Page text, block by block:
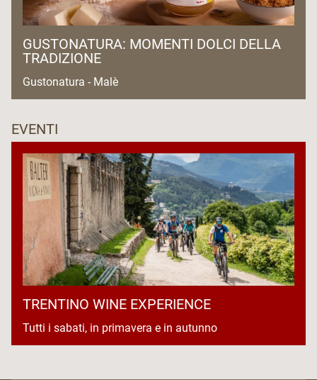
GUSTONATURA: MOMENTI DOLCI DELLA
TRADIZIONE
Gustonatura - Malè
EVENTI
TRENTINO WINE EXPERIENCE
Tutti i sabati, in primavera e in autunno